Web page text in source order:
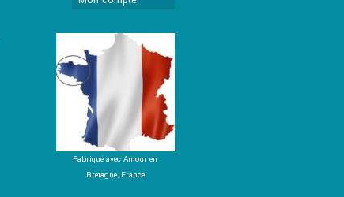
Fabriqué avec Amour en
Bretagne, France